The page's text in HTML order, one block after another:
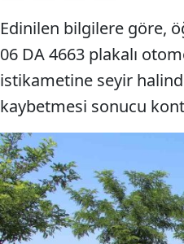
Edinilen bilgilere göre,
06 DA 4663 plakalı
istikametine seyir
kaybetmesi sonucu